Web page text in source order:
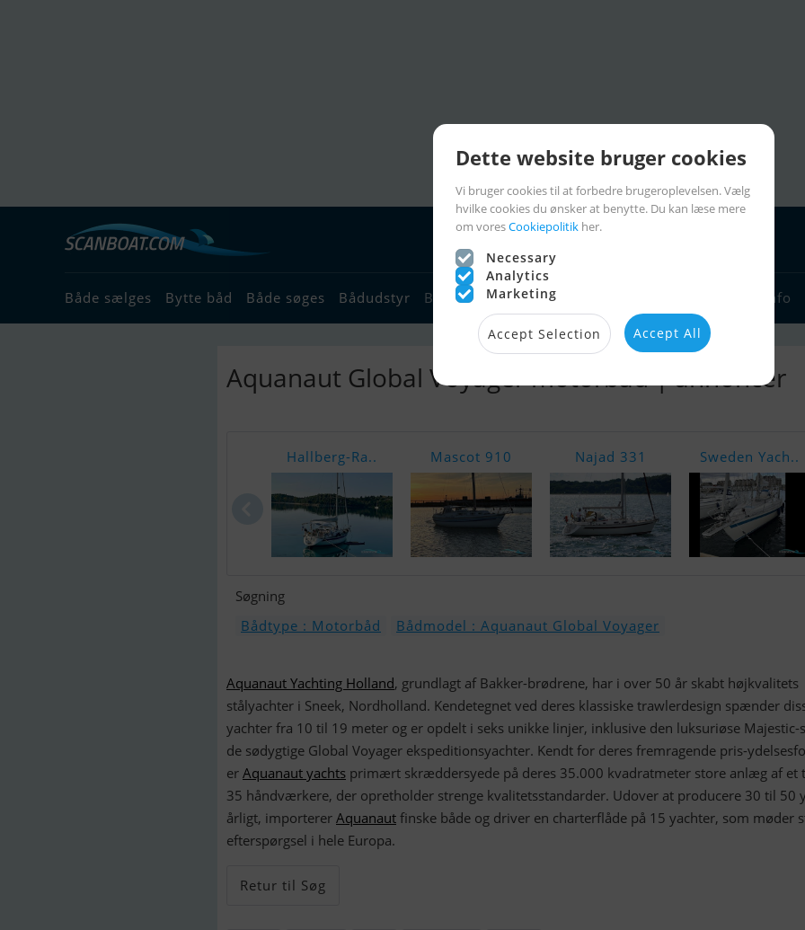
Både sælges Bytte båd Både søges Bådudstyr Bådforhandlere Sejlerlinks Sejlerinfo
Aquanaut Global Voyager motorbåd | annoncer
Hallberg-Ra.. Mascot 910 Najad 331 Sweden Yach..
Søgning
Bådtype : Motorbåd
Bådmodel : Aquanaut Global Voyager
Aquanaut Yachting Holland, grundlagt af Bakker-brødrene, har i over 50 år skabt højkvalitets
stålyachter i Sneek, Nordholland. Kendetegnet ved deres klassiske trawlerdesign spænder
yachter fra 10 til 19 meter og er opdelt i seks unikke linjer, inklusive den luksuriøse Majestic-
de sødygtige Global Voyager ekspeditionsyachter. Kendt for deres fremragende pris-
er Aquanaut yachts primært skræddersyede på deres 35.000 kvadratmeter store anlæg af et
35 håndværkere, der opretholder strenge kvalitetsstandarder. Udover at producere 30 til 50
årligt, importerer Aquanaut finske både og driver en charterflåde på 15 yachter, som møder
efterspørgsel i hele Europa.
Retur til Søg
Dette website bruger cookies
Vi bruger cookies til at forbedre brugeroplevelsen. Vælg
hvilke cookies du ønsker at benytte. Du kan læse mere
om voresCookiepolitik her.
Necessary
Analytics
Marketing
Accept Selection Accept All